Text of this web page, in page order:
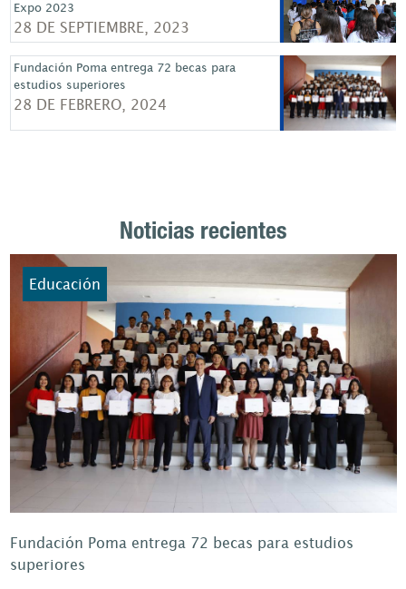
Expo 2023
28 DE SEPTIEMBRE, 2023
Fundación Poma entrega 72 becas para
estudios superiores
28 DE FEBRERO, 2024
Noticias recientes
Educación
Fundación Poma entrega 72 becas para estudios
superiores